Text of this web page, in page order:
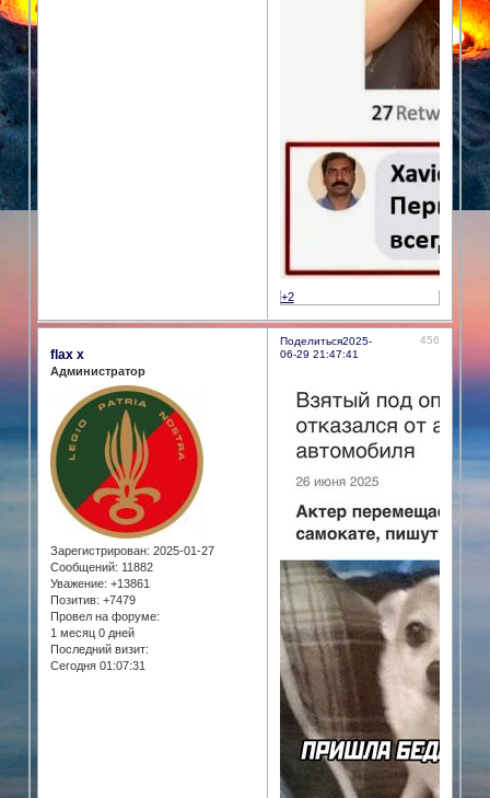
+2
Поделиться 456
2025-
06-29 21:47:41
flax x
Администратор
Зарегистрирован: 2025-01-27
Сообщений: 11882
Уважение: +13861
Позитив: +7479
Провел на форуме:
1 месяц 0 дней
Последний визит:
Сегодня 01:07:31